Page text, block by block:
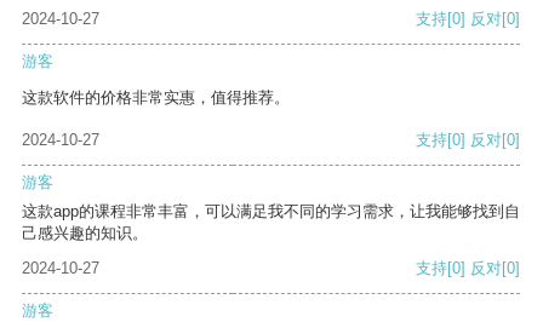
2024-10-27 支持[0] 反对[0]
游客
这款软件的价格非常实惠，值得推荐。
2024-10-27 支持[0] 反对[0]
游客
这款app的课程非常丰富，可以满足我不同的学习需求，让我能够找到自
己感兴趣的知识。
2024-10-27
支持[0] 反对[0]
游客